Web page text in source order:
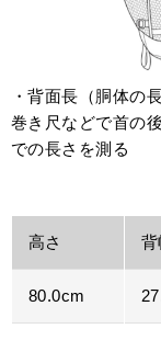
・背面長（胴体の
巻き尺などで首の
での長さを測る
高さ 背
80.0cm